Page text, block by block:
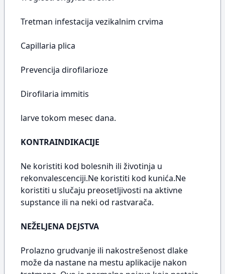
Tretman infestacija vezikalnim crvima
Capillaria plica
Prevencija dirofilarioze
Dirofilaria immitis
larve tokom mesec dana.
KONTRAINDIKACIJE
Ne koristiti kod bolesnih ili životinja u
rekonvalescenciji.Ne koristiti kod kunića.Ne
koristiti u slučaju preosetljivosti na aktivne
supstance ili na neki od rastvarača.
NEŽELJENA DEJSTVA
Prolazno grudvanje ili nakostrešenost dlake
može da nastane na mestu aplikacije nakon